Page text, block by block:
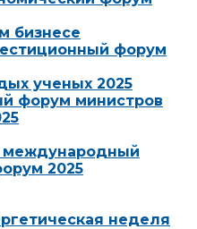
бизнесе
форум
ученых 2025
форум министров
международный
2025
неделя